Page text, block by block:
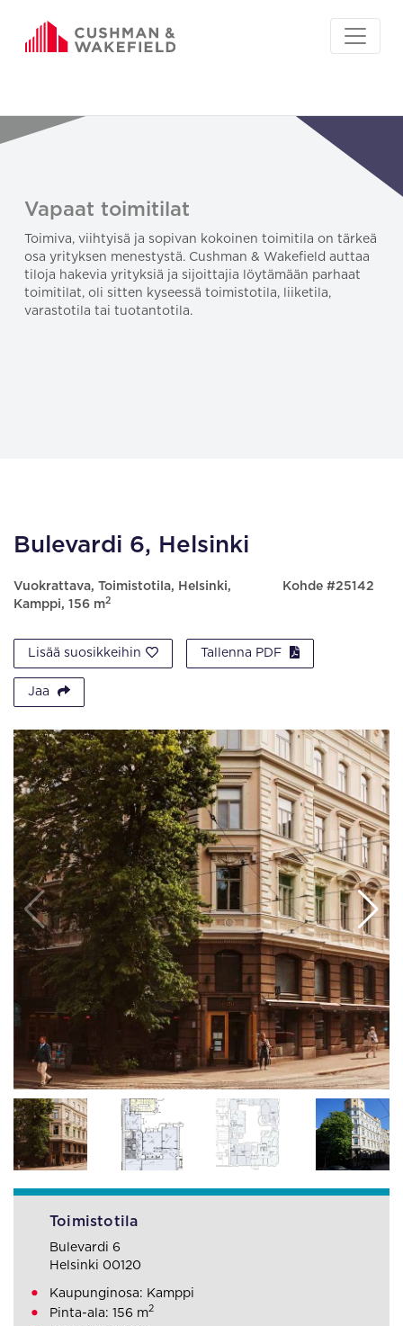
Vapaat toimitilat
Toimiva, viihtyisä ja sopivan kokoinen toimitila on tärkeä
osa yrityksen menestystä. Cushman & Wakefield auttaa
tiloja hakevia yrityksiä ja sijoittajia löytämään parhaat
toimitilat, oli sitten kyseessä toimistotila, liiketila,
varastotila tai tuotantotila.
Bulevardi 6, Helsinki
Vuokrattava, Toimistotila, Helsinki,
Kamppi, 156 m2
Kohde #25142
Lisää suosikkeihin Tallenna PDF
Jaa
Toimistotila
Bulevardi 6
Helsinki 00120
Kaupunginosa: Kamppi
Pinta-ala: 156 m2